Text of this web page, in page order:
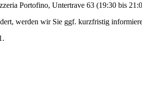
Portofino, Untertrave 63 (19:30 bis
werden wir Sie ggf. kurzfristig